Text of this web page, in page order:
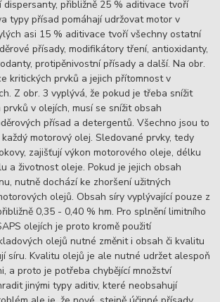
přibližně 25 % aditivace tvoří
typy přísad pomáhají udržovat motor v
asi 15 % aditivace tvoří všechny ostatní
přísady, modifikátory tření, antioxidanty,
protipěnivostní přísady a další. Na obr.
kritických prvků a jejich přítomnost v
Z obr. 3 vyplývá, že pokud je třeba snížit
v olejích, musí se snížit obsah
přísad a detergentů. Všechno jsou to
motorový olej. Sledované prvky, tedy
zajišťují výkon motorového oleje, délku
a životnost oleje. Pokud je jejich obsah
nutně dochází ke zhoršení užitných
olejů. Obsah síry vyplývající pouze z
0,35 - 0,40 % hm. Pro splnění limitního
olejích je proto kromě použití
olejů nutné změnit i obsah či kvalitu
síru. Kvalitu olejů je ale nutné udržet alespoň
a proto je potřeba chybějící množství
jinými typy aditiv, které neobsahují